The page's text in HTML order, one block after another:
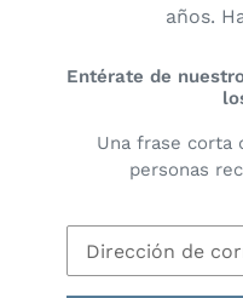
años.
Entérate de
Una frase corta
personas
Electrónico